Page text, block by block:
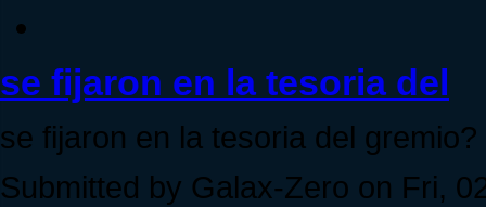
se fijaron en la tesoria del
se fijaron en la tesoria del gremio?
Submitted by Galax-Zero on Fri,